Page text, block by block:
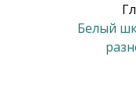
Белый